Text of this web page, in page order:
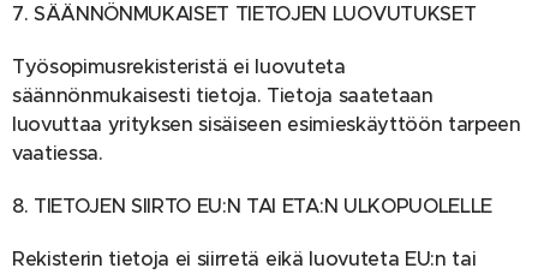
7. SÄÄNNÖNMUKAISET TIETOJEN LUOVUTUKSET
Työsopimusrekisteristä ei luovuteta
säännönmukaisesti tietoja. Tietoja saatetaan
luovuttaa yrityksen sisäiseen esimieskäyttöön tarpeen
vaatiessa.
8. TIETOJEN SIIRTO EU:N TAI ETA:N ULKOPUOLELLE
Rekisterin tietoja ei siirretä eikä luovuteta EU:n tai